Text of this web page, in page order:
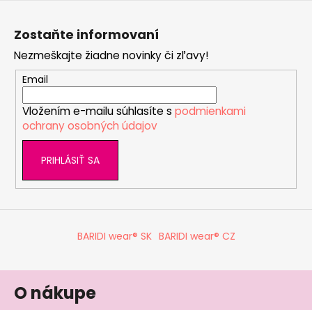
Zostaňte informovaní
Nezmeškajte žiadne novinky či zľavy!
Email
Vložením e-mailu súhlasíte s podmienkami
ochrany osobných údajov
PRIHLÁSIŤ SA
BARIDI wear® SK BARIDI wear® CZ
O nákupe